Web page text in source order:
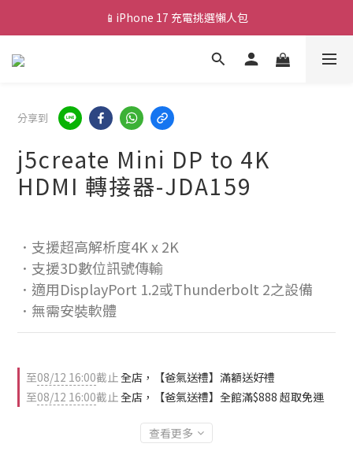
💰新會員送 $88 購物金
💰新會員送 $88 購物金
分享到
j5create Mini DP to 4K
HDMI 轉接器-JDA159
．支援超高解析度4K x 2K
．支援3D數位訊號傳輸
．適用DisplayPort 1.2或Thunderbolt 2之設備
．無需安裝軟體
至08/12 16:00截止全店，【爸氣送禮】滿額送好禮
至08/12 16:00截止全店，【爸氣送禮】全館滿$888 超取免運
查看更多